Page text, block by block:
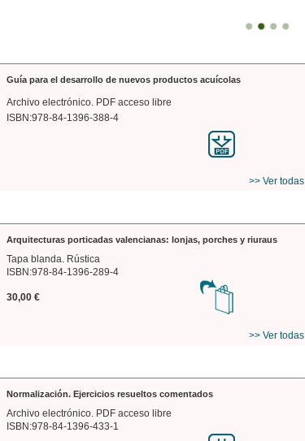
Guía para el desarrollo de nuevos productos acuícolas
Archivo electrónico. PDF acceso libre
ISBN:978-84-1396-388-4
>> Ver todas
Arquitecturas porticadas valencianas: lonjas, porches y riuraus
Tapa blanda. Rústica
ISBN:978-84-1396-289-4
30,00 €
>> Ver todas
Normalización. Ejercicios resueltos comentados
Archivo electrónico. PDF acceso libre
ISBN:978-84-1396-433-1